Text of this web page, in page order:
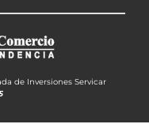
de Inversiones Servicar